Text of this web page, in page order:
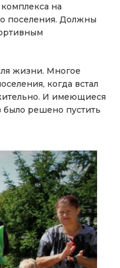
на
поселения. Должны
жизни. Многое
когда встал
И имеющиеся
было решено пустить